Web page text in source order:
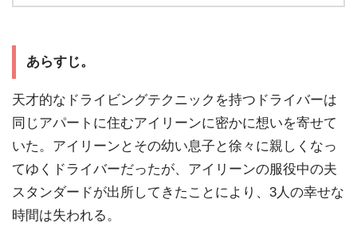
あらすじ。
天才的なドライビングテクニックを持つドライバーは
同じアパートに住むアイリーンに密かに想いを寄せて
いた。アイリーンとその幼い息子と徐々に親しくなっ
てゆくドライバーだったが、アイリーンの服役中の夫
スタンダードが出所してきたことにより、3人の幸せな
時間は失われる。